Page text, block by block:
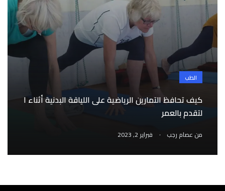
الطب
كيف تحافظ التمارين الرياضية على اللياقة البدنية أثناء ا
لتقدم بالعمر
من عصام رجب . فبراير 2, 2023